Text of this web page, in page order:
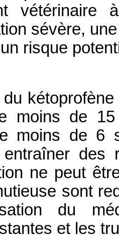
vétérinaire
sévère,
risque
du
moins de
moins de 6
des
ne peut
sont
du
et les